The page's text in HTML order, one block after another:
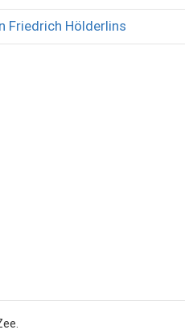
Friedrich Hölderlins